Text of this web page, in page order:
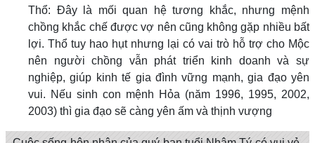
Thổ: Đây là mối quan hệ tương khắc, nhưng mệnh
chồng khắc chế được vợ nên cũng không gặp nhiều bất
lợi. Thổ tuy hao hụt nhưng lại có vai trò hỗ trợ cho Mộc
nên người chồng vẫn phát triển kinh doanh và sự
nghiệp, giúp kinh tế gia đình vững mạnh, gia đạo yên
vui. Nếu sinh con mệnh Hỏa (năm 1996, 1995, 2002,
2003) thì gia đạo sẽ càng yên ấm và thịnh vượng